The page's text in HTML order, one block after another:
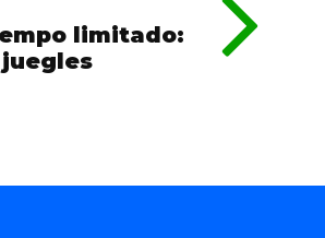
limitado: